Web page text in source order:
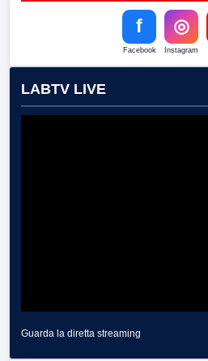
f
Facebook
◎
Instagram
LABTV LIVE
Guarda la diretta streaming